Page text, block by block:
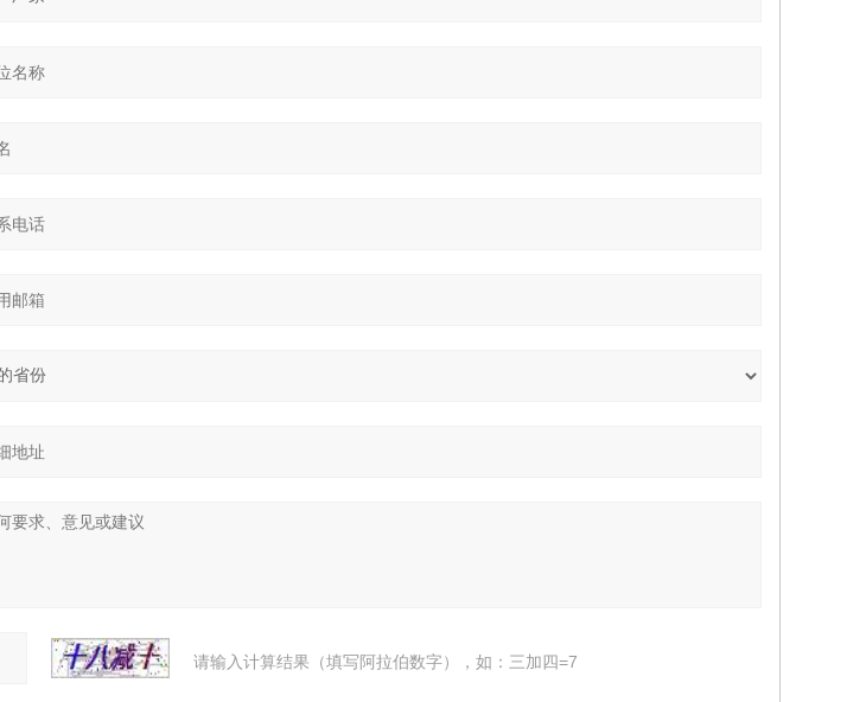
请输入计算结果（填写阿拉伯数字），如：三加四=7